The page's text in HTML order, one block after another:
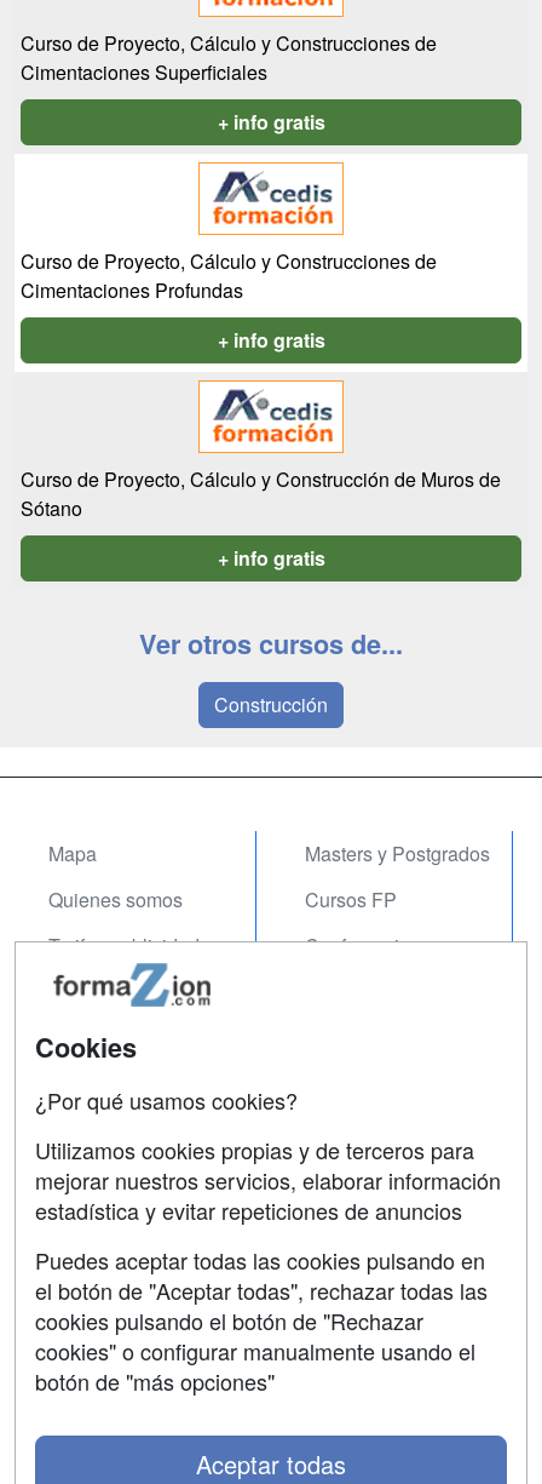
Curso de Proyecto, Cálculo y Construcciones de
Cimentaciones Superficiales
+ info gratis
Curso de Proyecto, Cálculo y Construcciones de
Cimentaciones Profundas
+ info gratis
Curso de Proyecto, Cálculo y Construcción de Muros de
Sótano
+ info gratis
Ver otros cursos de...
Construcción
Mapa
Quienes somos
Tarifas publicidad
Acceso Usuarios
Acceso Centros
Masters y Postgrados
Cursos FP
Conferencias
Contactar
Confidencialidad
Aviso legal
Copyleft
Cookies
¿Por qué usamos cookies?
Utilizamos cookies propias y de terceros para
mejorar nuestros servicios, elaborar información
estadística y evitar repeticiones de anuncios
Puedes aceptar todas las cookies pulsando en
el botón de "Aceptar todas", rechazar todas las
cookies pulsando el botón de "Rechazar
cookies" o configurar manualmente usando el
botón de "más opciones"
Aceptar todas